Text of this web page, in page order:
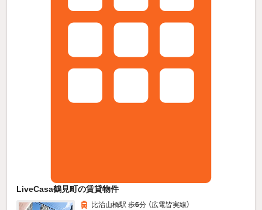
LiveCasa鶴見町の賃貸物件
比治山橋駅 歩6分 （広電皆実線）